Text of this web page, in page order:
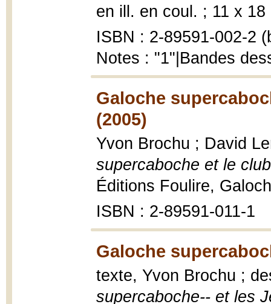
en ill. en coul. ; 11 x 18
ISBN : 2-89591-002-2
Notes : "1"|Bandes
Galoche
(2005)
Yvon Brochu ; David
supercaboche et le
Éditions Foulire,
ISBN : 2-89591-011-1
Galoche
texte, Yvon Brochu ;
supercaboche-- et les